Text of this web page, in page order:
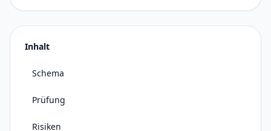
Inhalt
Schema
Prüfung
Risiken